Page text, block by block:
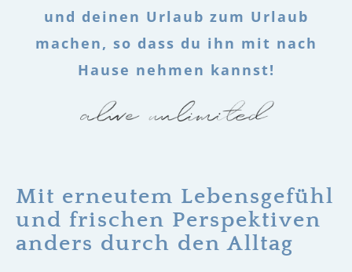
und deinen Urlaub zum Urlaub
machen, so dass du ihn mit nach
Hause nehmen kannst!
Mit erneutem Lebensgefühl
und frischen Perspektiven
anders durch den Alltag